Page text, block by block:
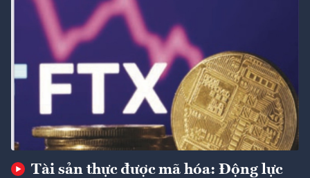
Tài sản thực được mã hóa: Động lực